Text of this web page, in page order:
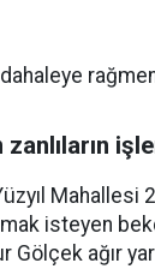
zanlıların
Mahallesi
isteyen
Gölçek ağır